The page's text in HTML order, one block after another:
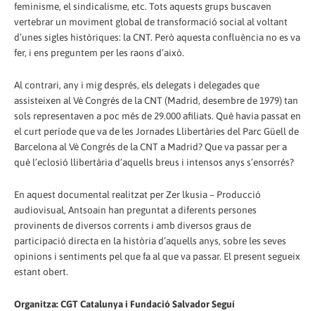
feminisme, el sindicalisme, etc. Tots aquests grups buscaven
vertebrar un moviment global de transformació social al voltant
d’unes sigles històriques: la CNT. Però aquesta confluència no es va
fer, i ens preguntem per les raons d’això.
Al contrari, any i mig després, els delegats i delegades que
assisteixen al Vè Congrés de la CNT (Madrid, desembre de 1979) tan
sols representaven a poc més de 29.000 afiliats. Què havia passat en
el curt període que va de les Jornades Llibertàries del Parc Güell de
Barcelona al Vè Congrés de la CNT a Madrid? Que va passar per a
què l’eclosió llibertària d’aquells breus i intensos anys s’ensorrés?
En aquest documental realitzat per Zer lkusia – Producció
audiovisual, Antsoain han preguntat a diferents persones
provinents de diversos corrents i amb diversos graus de
participació directa en la història d’aquells anys, sobre les seves
opinions i sentiments pel que fa al que va passar. El present segueix
estant obert.
Organitza: CGT Catalunya i Fundació Salvador Seguí